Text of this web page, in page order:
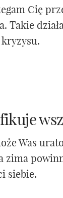
Cię
Takie
Was
zima
siebie.